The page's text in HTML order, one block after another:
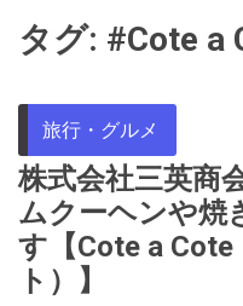
タグ: #Cote a
旅行・グルメ
株式会社三英商
ムクーヘンや焼
す【Cote a
ト）】